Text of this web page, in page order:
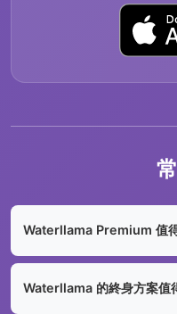
Waterllama Premium 值
Waterllama 的終身方案值